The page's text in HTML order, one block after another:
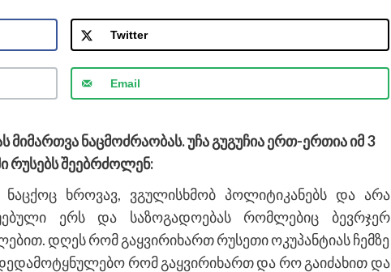
Twitter
Email
მიმართვა ნაცმოძრაობას. უჩა გუგუჩია ერთ-ერთია იმ 3
რუსებს შეებრძოლენ:
ხროვავ, ვგულისხმობ პოლიტიკანებს და არა
ერს და საზოგადოებას რომლებიც ბევრჯერ
დღეს რომ გაყვირიხართ რუსეთი ოკუპანტიას ჩემზე
რომ გაყვირიხართ და რო გაიძახით და